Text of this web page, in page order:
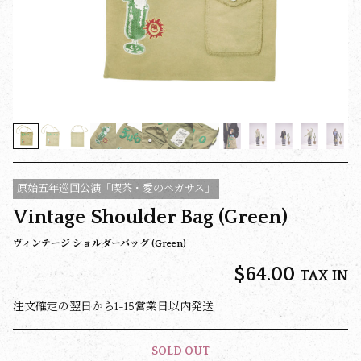
原始五年巡回公演「喫茶・愛のペガサス」
Vintage Shoulder Bag (Green)
ヴィンテージ ショルダーバッグ (Green)
$‌64.00 TAX IN
注文確定の翌日から1-15営業日以内発送
SOLD OUT